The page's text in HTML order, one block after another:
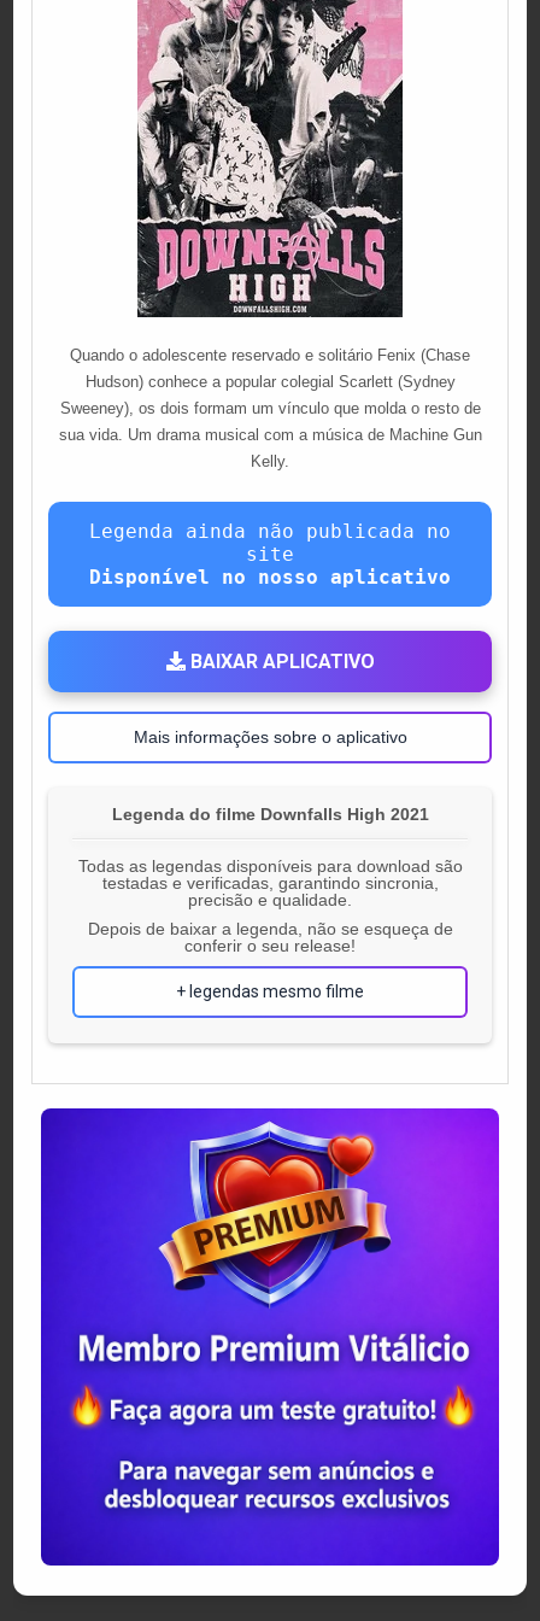
Quando o adolescente reservado e solitário Fenix (Chase
Hudson) conhece a popular colegial Scarlett (Sydney
Sweeney), os dois formam um vínculo que molda o resto de
sua vida. Um drama musical com a música de Machine Gun
Kelly.
Legenda ainda não publicada no
site
Disponível no nosso aplicativo
BAIXAR APLICATIVO
Mais informações sobre o aplicativo
Legenda do filme Downfalls High 2021
Todas as legendas disponíveis para download são
testadas e verificadas, garantindo sincronia,
precisão e qualidade.
Depois de baixar a legenda, não se esqueça de
conferir o seu release!
+ legendas mesmo filme